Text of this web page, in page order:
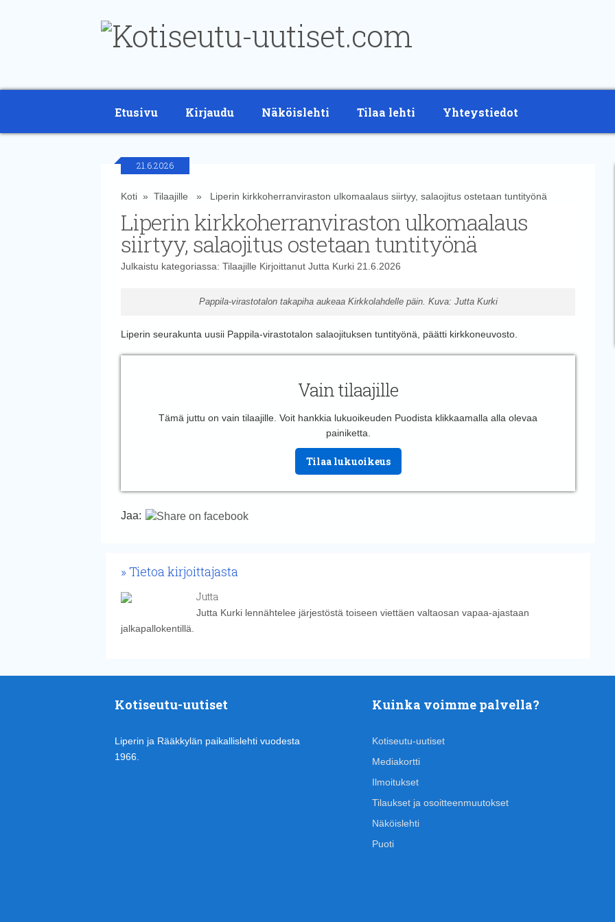
Etusivu Kirjaudu Näköislehti Tilaa lehti Yhteystiedot
21.6.2026
Koti» Tilaajille » Liperin kirkkoherranviraston ulkomaalaus siirtyy, salaojitus ostetaan tuntityönä
Liperin kirkkoherranviraston ulkomaalaus
siirtyy, salaojitus ostetaan tuntityönä
Julkaistu kategoriassa: Tilaajille Kirjoittanut Jutta Kurki21.6.2026
Pappila-virastotalon takapiha aukeaa Kirkkolahdelle päin. Kuva: Jutta Kurki
Liperin seurakunta uusii Pappila-virastotalon salaojituksen tuntityönä, päätti kirkkoneuvosto.
Vain tilaajille
Tämä juttu on vain tilaajille. Voit hankkia lukuoikeuden Puodista klikkaamalla alla olevaa
painiketta.
Tilaa lukuoikeus
Jaa:
Tietoa kirjoittajasta
Jutta
Jutta Kurki lennähtelee järjestöstä toiseen viettäen valtaosan vapaa-ajastaan
jalkapallokentillä.
Kotiseutu-uutiset
Liperin ja Rääkkylän paikallislehti vuodesta
1966.
Kuinka voimme palvella?
Kotiseutu-uutiset
Mediakortti
Ilmoitukset
Tilaukset ja osoitteenmuutokset
Näköislehti
Puoti